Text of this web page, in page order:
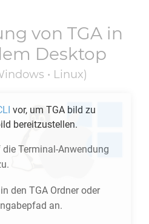
von TGAin
Desktop
• Linux)
vor, um TGA bild zu
bereitzustellen.
Terminal-Anwendung
den TGA Ordner oder
an.